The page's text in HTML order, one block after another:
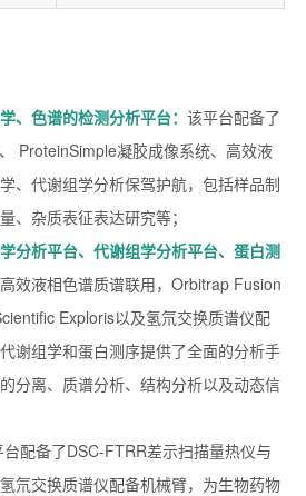
、色谱的检测分析平台： 该平台配备了
ProteinSimple凝胶成像系统、高效液
、代谢组学分析保驾护航，包括样品制
、杂质表征表达研究等；
分析平台、代谢组学分析平台、蛋白测
效液相色谱质谱联用，Orbitrap Fusion
Exploris以及氢氘交换质谱仪配
谢组学和蛋白测序提供了全面的分析手
分离、质谱分析、结构分析以及动态信
台配备了DSC-FTRR差示扫描量热仪与
氘交换质谱仪配备机械臂，为生物药物